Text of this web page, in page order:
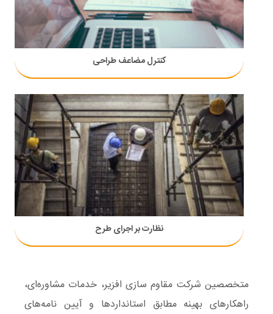
کنترل مضاعف طراحی
نظارت بر اجرای طرح
متخصصین شرکت مقاوم سازی افزیر، خدمات مشاوره‌ای،
راهکارهای بهینه مطابق استانداردها و آیین نامه‌های